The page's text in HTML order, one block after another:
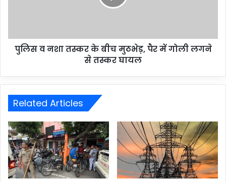
पुलिस व नशा तस्कर के बीच मुठभेड़, पैर में गोली लगने
से तस्कर घायल
Related Articles